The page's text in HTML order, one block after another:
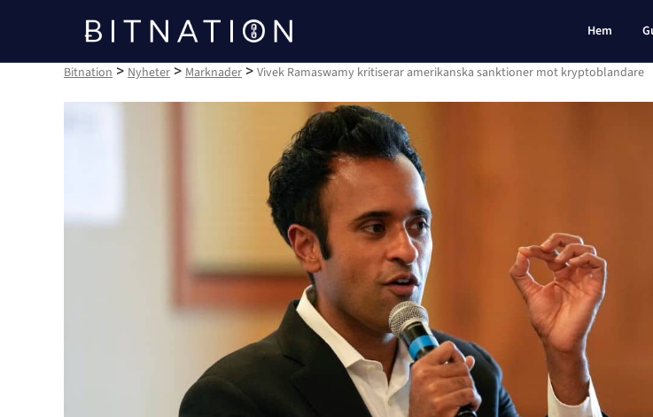
Bitnation
Hem
Bitnation > Nyheter > Marknader > Vivek Ramaswamy kritiserar amerikanska sanktioner mot kryptoblandare